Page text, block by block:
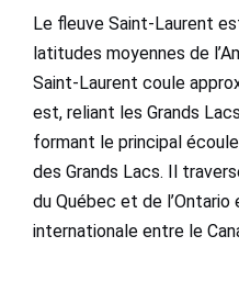
Le fleuve Saint-Laurent
latitudes moyennes de
Saint-Laurent coule
est, reliant les Grands
formant le principal
des Grands Lacs. Il
du Québec et de
internationale entre le